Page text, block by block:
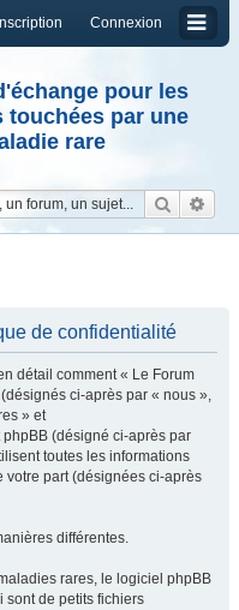
Connexion
Inscription
pour les
touchées par une
rare
de confidentialité
détail comment « Le Forum
ci-après par « nous »,
» et
(désigné ci-après par
toutes les informations
votre part (désignées ci-après
différentes.
rares, le logiciel phpBB
sont de petits fichiers